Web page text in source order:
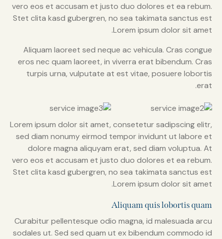
vero eos et accusam et justo duo dolores et ea rebum.
Stet clita kasd gubergren, no sea takimata sanctus est
Lorem ipsum dolor sit amet.
Aliquam laoreet sed neque ac vehicula. Cras congue
eros nec quam laoreet, in viverra erat bibendum. Cras
turpis urna, vulputate at est vitae, posuere lobortis
erat.
Lorem ipsum dolor sit amet, consetetur sadipscing elitr,
sed diam nonumy eirmod tempor invidunt ut labore et
dolore magna aliquyam erat, sed diam voluptua. At
vero eos et accusam et justo duo dolores et ea rebum.
Stet clita kasd gubergren, no sea takimata sanctus est
Lorem ipsum dolor sit amet.
Aliquam quis lobortis quam
Curabitur pellentesque odio magna, id malesuada arcu
sodales ut. Sed sed quam ut ex bibendum commodo id